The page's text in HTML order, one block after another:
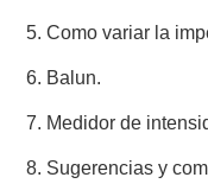
PROMOCIÓN DE LA
PROPAGACIÓN
5. Como variar la
6. Balun.
7. Medidor de
8. Sugerencias y